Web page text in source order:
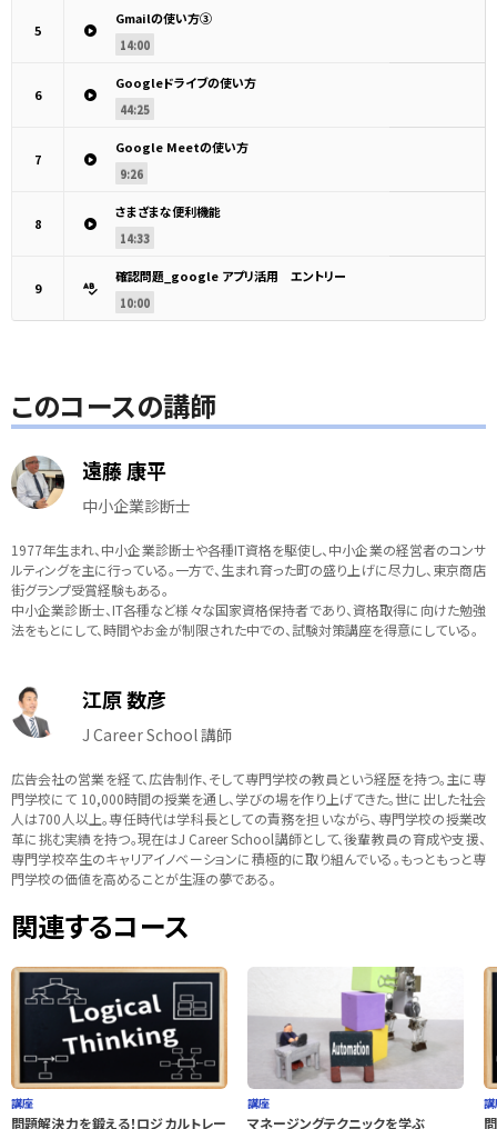
5
Gmailの使い方③
14:00
6
Googleドライブの使い方
44:25
7
Google Meetの使い方
9:26
8
さまざまな便利機能
14:33
9
確認問題_google アプリ活用 エントリー
10:00
このコースの講師
遠藤 康平
中小企業診断士
1977年生まれ、中小企業診断士や各種IT資格を駆使し、中小企業の経営者のコンサ
ルティングを主に行っている。一方で、生まれ育った町の盛り上げに尽力し、東京商店
街グランプ受賞経験もある。
中小企業診断士、IT各種など様々な国家資格保持者であり、資格取得に向けた勉強
法をもとにして、時間やお金が制限された中での、試験対策講座を得意にしている。
江原 数彦
J Career School 講師
広告会社の営業を経て、広告制作、そして専門学校の教員という経歴を持つ。主に専
門学校にて 10,000時間の授業を通し、学びの場を作り上げてきた。世に出した社会
人は700人以上。専任時代は学科長としての責務を担いながら、専門学校の授業改
革に挑む実績を持つ。現在はJ Career School講師として、後輩教員の育成や支援、
専門学校卒生のキャリアイノベーションに積極的に取り組んでいる。もっともっと専
門学校の価値を高めることが生涯の夢である。
関連するコース
講座
問題解決力を鍛える！ロジカルトレー
講座
マネージングテクニックを学ぶ